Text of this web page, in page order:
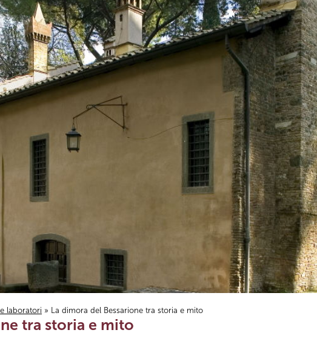
laboratori » La dimora del Bessarione tra storia e mito
tra storia e mito